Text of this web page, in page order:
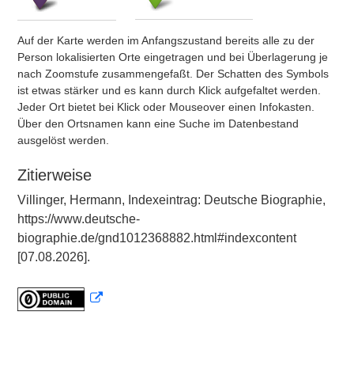
Auf der Karte werden im Anfangszustand bereits alle zu der
Person lokalisierten Orte eingetragen und bei Überlagerung je
nach Zoomstufe zusammengefaßt. Der Schatten des Symbols
ist etwas stärker und es kann durch Klick aufgefaltet werden.
Jeder Ort bietet bei Klick oder Mouseover einen Infokasten.
Über den Ortsnamen kann eine Suche im Datenbestand
ausgelöst werden.
Zitierweise
Villinger, Hermann, Indexeintrag: Deutsche Biographie,
https://www.deutsche-
biographie.de/gnd1012368882.html#indexcontent
[07.08.2026].